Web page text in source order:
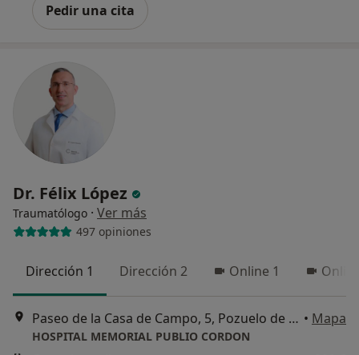
Pedir una cita
Dr. Félix López
Traumatólogo · Ver más
497 opiniones
Dirección 1 Dirección 2 Online 1
Paseo de la Casa de Campo, 5, Pozuelo de Alarcón • Mapa
HOSPITAL MEMORIAL PUBLIO CORDON